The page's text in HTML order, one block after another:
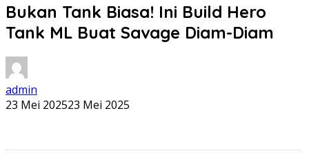
Bukan Tank Biasa! Ini Build Hero
Tank ML Buat Savage Diam-Diam
admin
23 Mei 202523 Mei 2025